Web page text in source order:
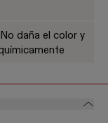
daña el color y